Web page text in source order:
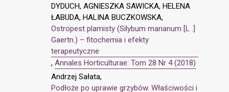
DYDUCH, AGNIESZKA SAWICKA, HELENA
ŁABUDA, HALINA BUCZKOWSKA,
Ostropest plamisty (Silybum marianum [L .]
Gaertn.) – fitochemia i efekty
terapeutyczne
, Annales Horticulturae: Tom 28 Nr 4 (2018)
Andrzej Sałata,
Podłoże po uprawie grzybów. Właściwości i